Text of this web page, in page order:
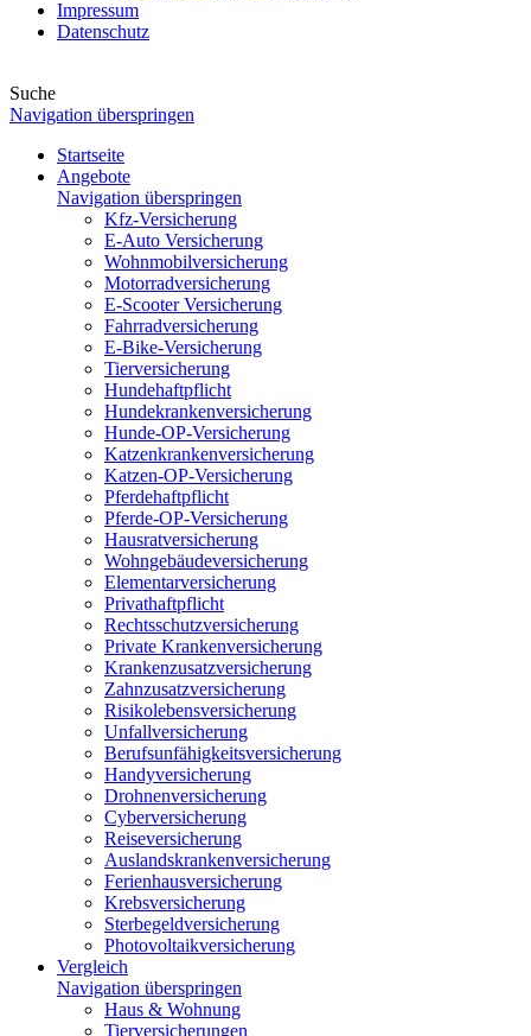
Impressum
Datenschutz
Suche
Navigation überspringen
Startseite
Angebote
Navigation überspringen
Kfz-Versicherung
E-Auto Versicherung
Wohnmobilversicherung
Motorradversicherung
E-Scooter Versicherung
Fahrradversicherung
E-Bike-Versicherung
Tierversicherung
Hundehaftpflicht
Hundekrankenversicherung
Hunde-OP-Versicherung
Katzenkrankenversicherung
Katzen-OP-Versicherung
Pferdehaftpflicht
Pferde-OP-Versicherung
Hausratversicherung
Wohngebäudeversicherung
Elementarversicherung
Privathaftpflicht
Rechtsschutzversicherung
Private Krankenversicherung
Krankenzusatzversicherung
Zahnzusatzversicherung
Risikolebensversicherung
Unfallversicherung
Berufsunfähigkeitsversicherung
Handyversicherung
Drohnenversicherung
Cyberversicherung
Reiseversicherung
Auslandskrankenversicherung
Ferienhausversicherung
Krebsversicherung
Sterbegeldversicherung
Photovoltaikversicherung
Vergleich
Navigation überspringen
Haus & Wohnung
Tierversicherungen